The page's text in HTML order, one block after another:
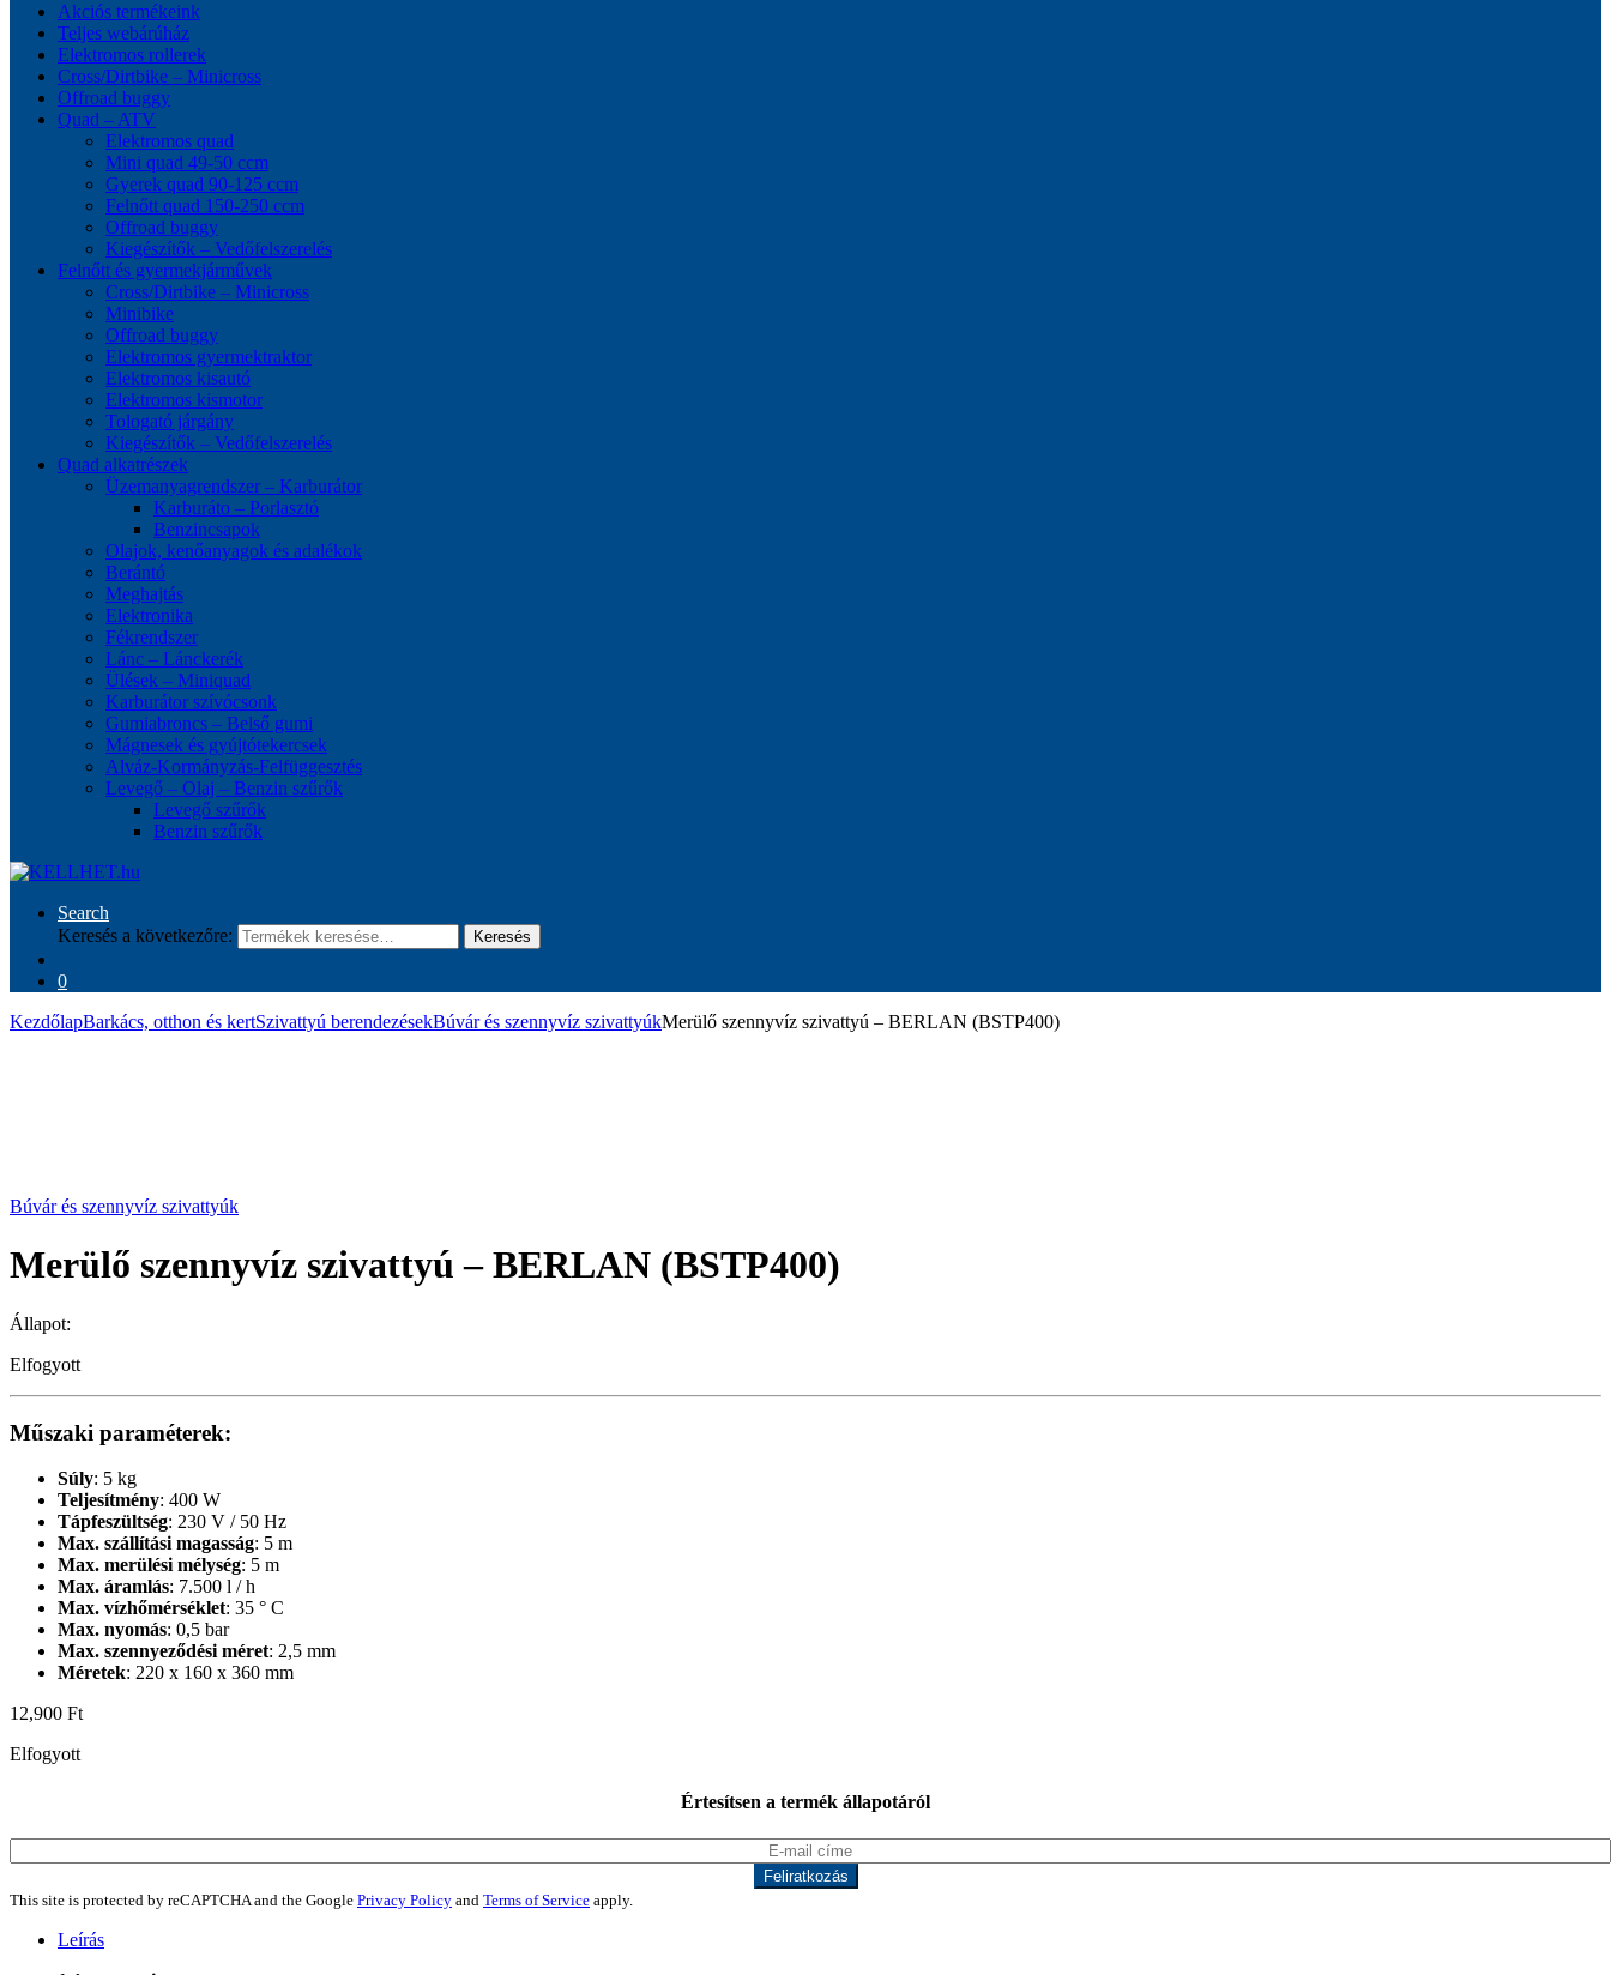
Akciós termékeink
Teljes webárúház
Elektromos rollerek
Cross/Dirtbike – Minicross
Offroad buggy
Quad – ATV
Elektromos quad
Mini quad 49-50 ccm
Gyerek quad 90-125 ccm
Felnőtt quad 150-250 ccm
Offroad buggy
Kiegészítők – Vedőfelszerelés
Felnőtt és gyermekjárművek
Cross/Dirtbike – Minicross
Minibike
Offroad buggy
Elektromos gyermektraktor
Elektromos kisautó
Elektromos kismotor
Tologató járgány
Kiegészítők – Vedőfelszerelés
Quad alkatrészek
Üzemanyagrendszer – Karburátor
Karburáto – Porlasztó
Benzincsapok
Olajok, kenőanyagok és adalékok
Berántó
Meghajtás
Elektronika
Fékrendszer
Lánc – Lánckerék
Ülések – Miniquad
Karburátor szívócsonk
Gumiabroncs – Belső gumi
Mágnesek és gyújtótekercsek
Alváz-Kormányzás-Felfüggesztés
Levegő – Olaj – Benzin szűrők
Levegő szűrők
Benzin szűrők
Search
Keresés a következőre:
Keresés
0
KezdőlapBarkács, otthon és kertSzivattyú berendezésekBúvár és szennyvíz szivattyúkMerülő szennyvíz szivattyú – BERLAN (BSTP400)
Búvár és szennyvíz szivattyúk
Merülő szennyvíz szivattyú – BERLAN (BSTP400)
Állapot:
Elfogyott
Műszaki paraméterek:
Súly: 5 kg
Teljesítmény: 400 W
Tápfeszültség: 230 V / 50 Hz
Max. szállítási magasság: 5 m
Max. merülési mélység: 5 m
Max. áramlás: 7.500 l / h
Max. vízhőmérséklet: 35 ° C
Max. nyomás: 0,5 bar
Max. szennyeződési méret: 2,5 mm
Méretek: 220 x 160 x 360 mm
12,900 Ft
Elfogyott
Értesítsen a termék állapotáról
This site is protected by reCAPTCHA and the Google Privacy Policy and Terms of Service apply.
Leírás